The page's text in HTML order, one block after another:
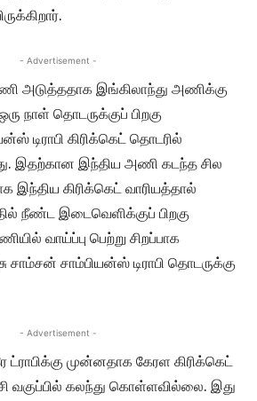
- Advertisement -
அடுத்ததாக இங்கிலாந்து அணிக்கு
நாள் தொடருக்குப் பிறகு
டிராபி கிரிக்கெட் தொடரில்
இதற்கான இந்திய அணி கடந்த சில
இந்திய கிரிக்கெட் வாரியத்தால்
நீண்ட இடைவெளிக்குப் பிறகு
வாய்ப்பு பெற்று சிறப்பாக
சாம்சன் சாம்பியன்ஸ் டிராபி தொடருக்கு
- Advertisement -
முன்னதாக கேரள கிரிக்கெட்
வகுப்பில் கலந்து கொள்ளவில்லை. இது